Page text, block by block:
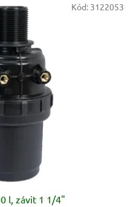
l, závit 1 1/4"
Kód: 3122053